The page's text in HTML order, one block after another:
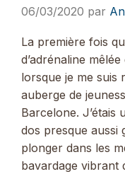
06/03/2020 par
La première fois
d’adrénaline
lorsque je me suis
auberge de
Barcelone. J’étais
dos presque aussi
plonger dans les
bavardage vibrant